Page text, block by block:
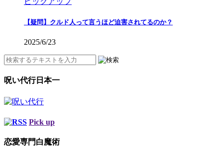
【疑問】クルド人って言うほど迫害されてるのか？
2025/6/23
呪い代行日本一
Pick up
恋愛専門白魔術